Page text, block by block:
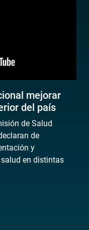
mejorar
del país
de Salud
de
y
en distintas